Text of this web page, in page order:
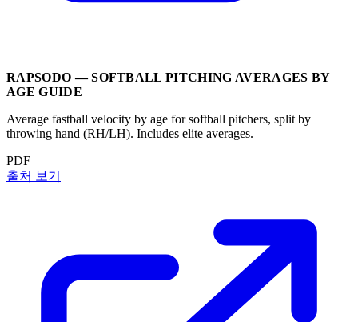
RAPSODO — SOFTBALL PITCHING AVERAGES BY
AGE GUIDE
Average fastball velocity by age for softball pitchers, split by
throwing hand (RH/LH). Includes elite averages.
PDF
출처 보기